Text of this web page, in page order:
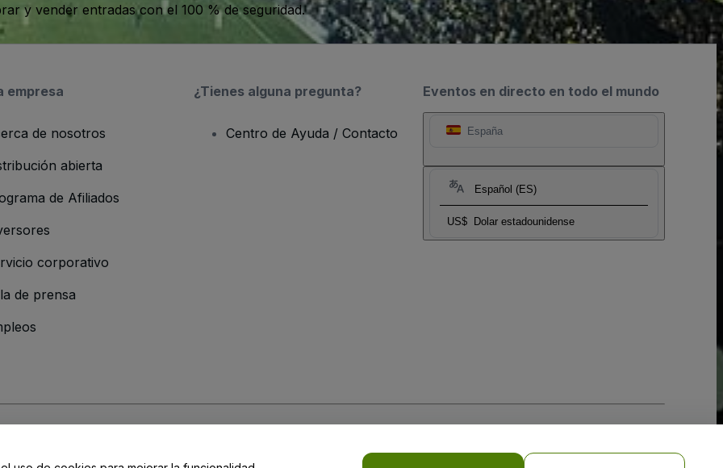
y vender entradas con el 100 % de seguridad.
Eventos en directo en todo el mundo
España
Español (ES)
US$ Dolar estadounidense
empresa
de nosotros
abierta
de Afiliados
corporativo
de prensa
¿Tienes alguna pregunta?
Centro de Ayuda / Contacto
y de laPolítica de Privacidad para Móviles